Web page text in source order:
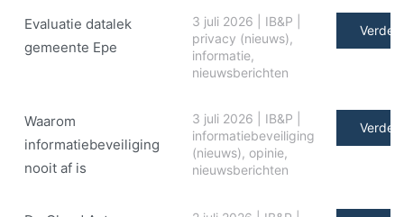
Evaluatie datalek
gemeente Epe
3 juli 2026 IB&P
privacy (nieuws),
informatie,
nieuwsberichten
Verder
Waarom
informatiebeveiliging
nooit af is
3 juli 2026 IB&P
informatiebeveiliging
(nieuws), opinie,
nieuwsberichten
Verder